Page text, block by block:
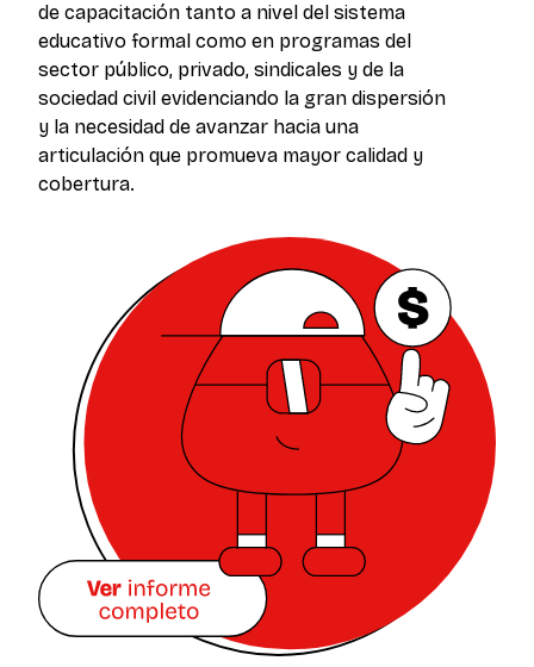
de capacitación tanto a nivel del sistema
educativo formal como en programas del
sector público, privado, sindicales y de la
sociedad civil evidenciando la gran dispersión
y la necesidad de avanzar hacia una
articulación que promueva mayor calidad y
cobertura.